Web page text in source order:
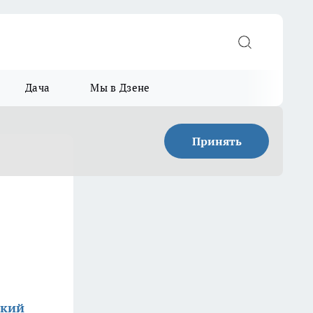
Дача Мы в Дзене
Принять